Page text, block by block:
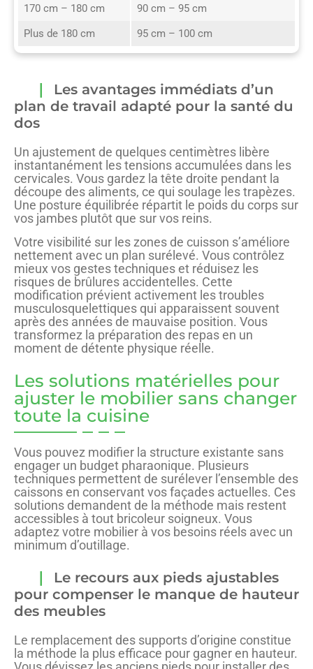
170 cm – 180 cm
90 cm – 95 cm
Plus de 180 cm
95 cm – 100 cm
Les avantages immédiats d’un
plan de travail adapté pour la santé du
dos
Un ajustement de quelques centimètres libère
instantanément les tensions accumulées dans les
cervicales. Vous gardez la tête droite pendant la
découpe des aliments, ce qui soulage les trapèzes.
Une posture équilibrée répartit le poids du corps sur
vos jambes plutôt que sur vos reins.
Votre visibilité sur les zones de cuisson s’améliore
nettement avec un plan surélevé. Vous contrôlez
mieux vos gestes techniques et réduisez les
risques de brûlures accidentelles. Cette
modification prévient activement les troubles
musculosquelettiques qui apparaissent souvent
après des années de mauvaise position. Vous
transformez la préparation des repas en un
moment de détente physique réelle.
Les solutions matérielles pour
ajuster le mobilier sans changer
toute la cuisine
Vous pouvez modifier la structure existante sans
engager un budget pharaonique. Plusieurs
techniques permettent de surélever l’ensemble des
caissons en conservant vos façades actuelles. Ces
solutions demandent de la méthode mais restent
accessibles à tout bricoleur soigneux. Vous
adaptez votre mobilier à vos besoins réels avec un
minimum d’outillage.
Le recours aux pieds ajustables
pour compenser le manque de hauteur
des meubles
Le remplacement des supports d’origine constitue
la méthode la plus efficace pour gagner en hauteur.